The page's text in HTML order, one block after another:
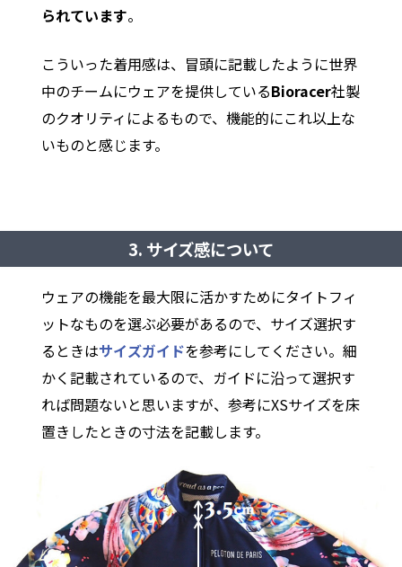
られています。
こういった着用感は、冒頭に記載したように世界
中のチームにウェアを提供しているBioracer社製
のクオリティによるもので、機能的にこれ以上な
いものと感じます。
3. サイズ感について
ウェアの機能を最大限に活かすためにタイトフィ
ットなものを選ぶ必要があるので、サイズ選択す
るときはサイズガイドを参考にしてください。細
かく記載されているので、ガイドに沿って選択す
れば問題ないと思いますが、参考にXSサイズを床
置きしたときの寸法を記載します。